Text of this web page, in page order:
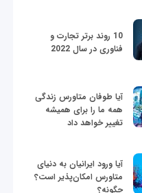
10 روند برتر تجارت و
فناوری در سال 2022
آیا طوفان متاورس زندگی
همه ما را برای همیشه
تغییر خواهد داد
آیا ورود ایرانیان به دنیای
متاورس امکان‌پذیر است؟
چگونه؟